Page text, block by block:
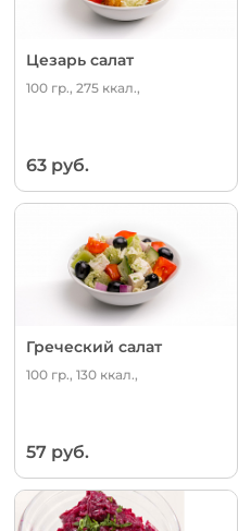
Цезарь салат
100 гр., 275 ккал.,
63 руб.
Греческий салат
100 гр., 130 ккал.,
57 руб.